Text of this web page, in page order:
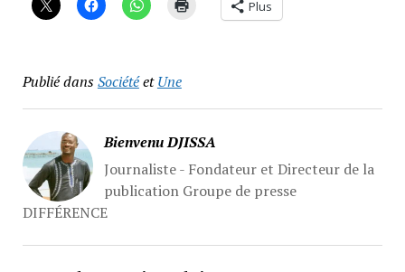
Plus
Publié dansSociétéetUne
Bienvenu DJISSA
Journaliste - Fondateur et Directeur de la
publication Groupe de presse
DIFFÉRENCE